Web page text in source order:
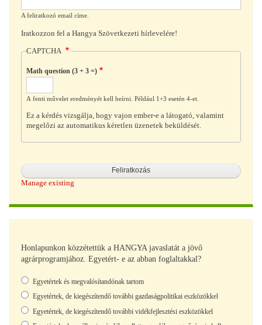
A feliratkozó email címe.
Iratkozzon fel a Hangya Szövetkezeti hírlevelére!
CAPTCHA
Math question (3 + 3 =)
A fenti művelet eredményét kell beírni. Például 1+3 esetén 4-et.
Ez a kérdés vizsgálja, hogy vajon ember-e a látogató, valamint
megelőzi az automatikus kéretlen üzenetek beküldését.
Manage existing
Honlapunkon közzétettük a HANGYA javaslatát a jövő
agrárprogramjához. Egyetért- e az abban foglaltakkal?
Választások
Egyetértek és megvalósítandónak tartom
Egyetértek, de kiegészítendő további gazdaságpolitikai eszközökkel
Egyetértek, de kiegészítendő további vidékfejlesztési eszközökkel